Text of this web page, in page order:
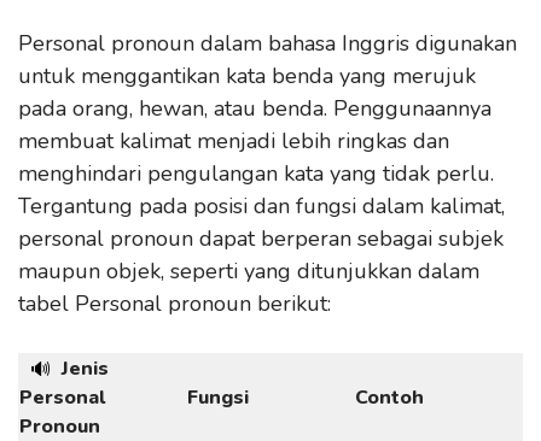
Personal pronoun dalam bahasa Inggris digunakan
untuk menggantikan kata benda yang merujuk
pada orang, hewan, atau benda. Penggunaannya
membuat kalimat menjadi lebih ringkas dan
menghindari pengulangan kata yang tidak perlu.
Tergantung pada posisi dan fungsi dalam kalimat,
personal pronoun dapat berperan sebagai subjek
maupun objek, seperti yang ditunjukkan dalam
tabel Personal pronoun berikut:
🔊 Jenis
Personal
Pronoun
Fungsi Contoh